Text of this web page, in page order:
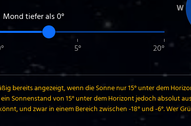
Mond tiefer als0°
5° 20°
W
bereits angezeigt, wenn die Sonne nur 15° unter dem
Sonnenstand von 15° unter dem Horizont jedoch absolut
und zwar in einem Bereich zwischen -18° und -6°. Wer